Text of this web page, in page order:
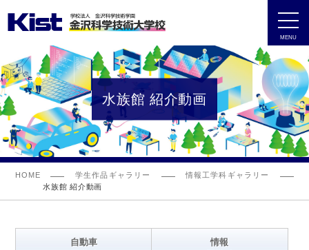
MENU
水族館 紹介動画
HOME 学生作品ギャラリー
情報工学科ギャラリー
水族館 紹介動画
自動車
情報